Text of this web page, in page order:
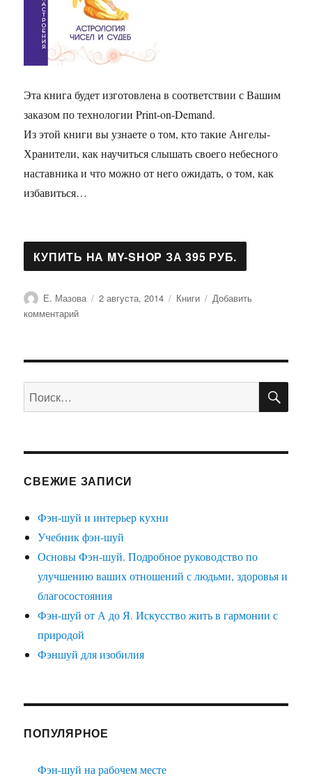
Эта книга будет изготовлена в соответствии с Вашим
заказом по технологии Print-on-Demand.
Из этой книги вы узнаете о том, кто такие Ангелы-
Хранители, как научиться слышать своего небесного
наставника и что можно от него ожидать, о том, как
избавиться…
Автор
Е. Мазова Опубликовано
2 августа, 2014 Рубрики
Книги
Добавить
комментарийк
работать
Ангелами-
Астрология
Искать:
СВЕЖИЕ ЗАПИСИ
Фэн-шуй и интерьер кухни
Учебник фэн-шуй
Основы Фэн-шуй. Подробное руководство по
улучшению ваших отношений с людьми, здоровья и
благосостояния
Фэн-шуй от А до Я. Искусство жить в гармонии с
природой
Фэншуй для изобилия
ПОПУЛЯРНОЕ
Фэн-шуй на рабочем месте